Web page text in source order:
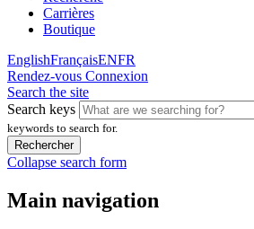
Carrières
Boutique
EnglishFrançaisENFR
Rendez-vous Connexion
Search the site
Search keys
keywords to search for.
Collapse search form
Main navigation